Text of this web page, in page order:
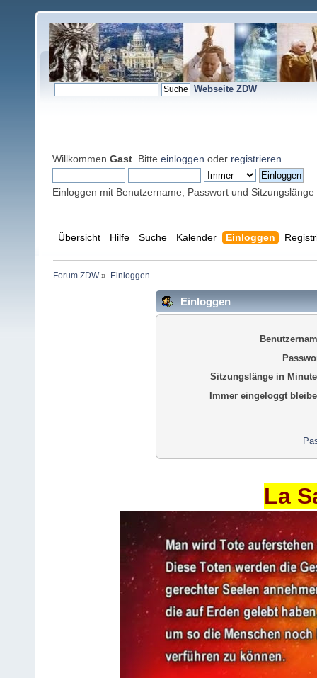
Webseite ZDW
Willkommen Gast . Bitte einloggen oder registrieren
Einloggen mit Benutzername, Passwort und Sitzungslänge
Übersicht Hilfe Suche Kalender Einloggen
Forum ZDW» Einloggen
Einloggen
Sitzungslänge in
Immer eingeloggt
La